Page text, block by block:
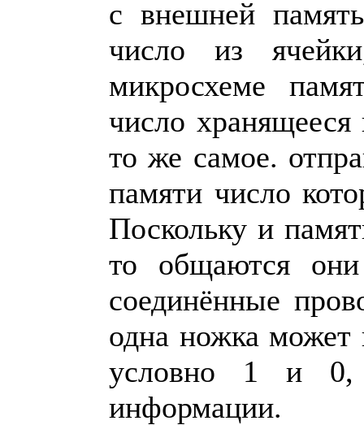
с внешней
число из
микросхеме
число
то же самое.
памяти число
Поскольку и
то общаются
соединённые
одна ножка может
условно 1 и 0,
информации.